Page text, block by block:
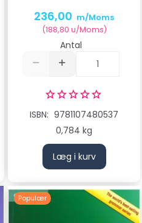
236,00 m/Moms
(188,80 u/Moms)
Antal
ISBN: 9781107480537
0,784 kg
Læg i kurv
Populær